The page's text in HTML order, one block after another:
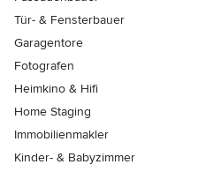
Tür- & Fensterbauer
Garagentore
Fotografen
Heimkino & Hifi
Home Staging
Immobilienmakler
Kinder- & Babyzimmer